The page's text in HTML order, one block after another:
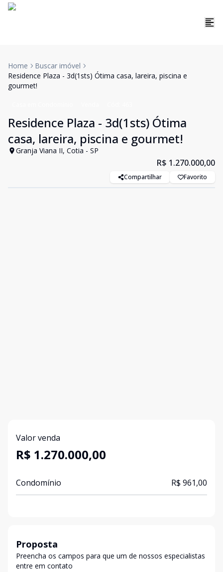
Home
Buscar imóvel
Residence Plaza - 3d(1sts) Ótima casa, lareira, piscina e
gourmet!
Residence Plaza - 3d(1sts) Ótima
casa, lareira, piscina e gourmet!
Granja Viana II, Cotia - SP
R$ 1.270.000,00
Compartilhar Favorito
Valor venda
R$ 1.270.000,00
Condomínio R$ 961,00
Proposta
Preencha os campos para que um de nossos especialistas
entre em contato